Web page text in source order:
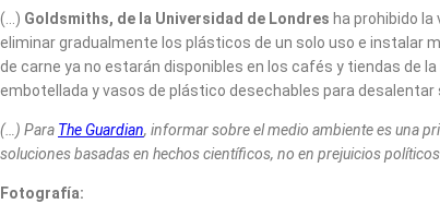
(…) Goldsmiths, de la Universidad de Londres ha prohibido
eliminar gradualmente los plásticos de un solo uso e instalar
de carne ya no estarán disponibles en los cafés y tiendas de
embotellada y vasos de plástico desechables para desalentar
(…) Para The Guardian, informar sobre el medio ambiente es una
soluciones basadas en hechos científicos, no en prejuicios
Fotografía: